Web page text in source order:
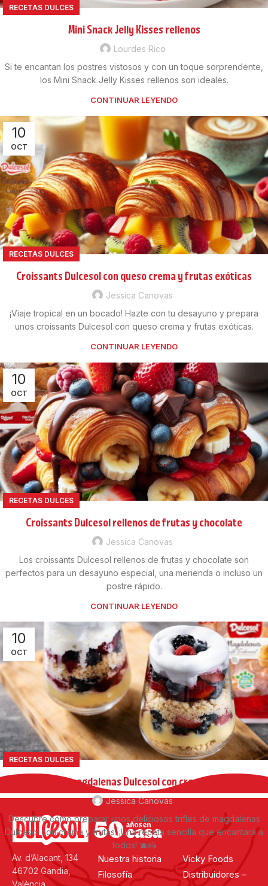
RECETAS DULCES
Mini Snack Jelly Kisses rellenos
Lourdes Rico
Si te encantan los postres vistosos y con un toque sorprendente,
los Mini Snack Jelly Kisses rellenos son ideales.
CONTINUAR LEYENDO
10
OCT
RECETAS DULCES
Croissants Dulcesol con queso crema y frutas exóticas
Jessica Canovas
¡Viaje tropical en un bocado! Hazte con tu desayuno y prepara
unos croissants Dulcesol con queso crema y frutas exóticas.
CONTINUAR LEYENDO
10
OCT
RECETAS DULCES
Croissants Dulcesol rellenos de frutas y chocolate
Jessica Canovas
Los croissants Dulcesol rellenos de frutas y chocolate son
perfectos para un desayuno especial, una merienda o incluso un
postre rápido.
CONTINUAR LEYENDO
10
OCT
RECETAS DULCES
Trifles de magdalenas Dulcesol con crema y frutas
Jessica Canovas
Descubre cómo preparar unos deliciosos trifles de magdalenas
Dulcesol con crema y frutas. ¡Una receta sencilla que encantará a
todos! 🫐🍰
CONTINUAR LEYENDO
Av. d’Alacant, 134
46702 Gandia,
València
Nuestra historia
Filosofía
Vicky Foods
Distribuidores –